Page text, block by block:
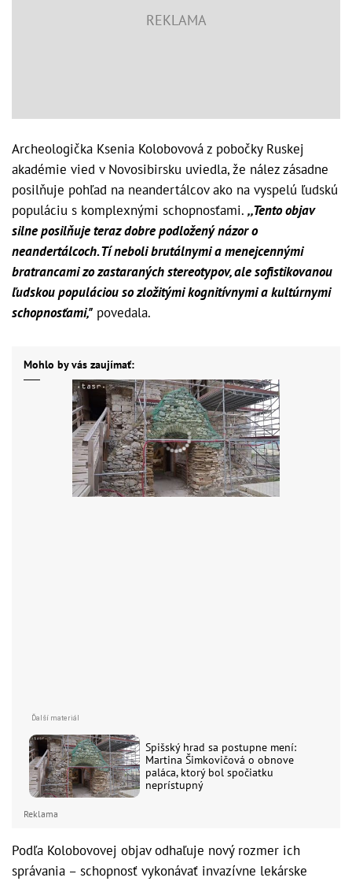
Archeologička Ksenia Kolobovová z pobočky Ruskej
akadémie vied v Novosibirsku uviedla, že nález zásadne
posilňuje pohľad na neandertálcov ako na vyspelú ľudskú
populáciu s komplexnými schopnosťami. ,,Tento objav
silne posilňuje teraz dobre podložený názor o
neandertálcoch. Tí neboli brutálnymi a menejcennými
bratrancami zo zastaraných stereotypov, ale sofistikovanou
ľudskou populáciou so zložitými kognitívnymi a kultúrnymi
schopnosťami," povedala.
Mohlo by vás zaujímať:
Spišský hrad sa postupne mení:
Martina Šimkovičová o obnove
paláca, ktorý bol spočiatku
neprístupný
Reklama
Podľa Kolobovovej objav odhaľuje nový rozmer ich
správania – schopnosť vykonávať invazívne lekárske